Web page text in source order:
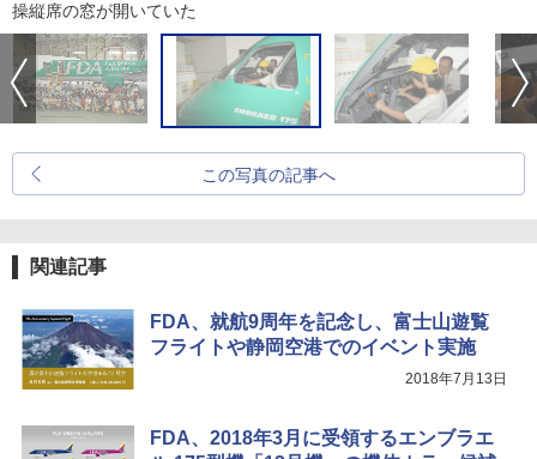
操縦席の窓が開いていた
この写真の記事へ
関連記事
FDA、就航9周年を記念し、富士山遊覧
フライトや静岡空港でのイベント実施
2018年7月13日
FDA、2018年3月に受領するエンブラエ